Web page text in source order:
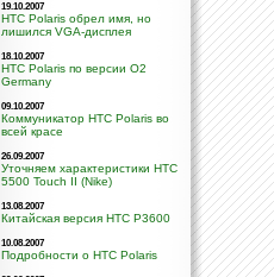
19.10.2007
HTC Polaris обрел имя, но
лишился VGA-дисплея
18.10.2007
HTC Polaris по версии O2
Germany
09.10.2007
Коммуникатор HTC Polaris во
всей красе
26.09.2007
Уточняем характеристики HTC
5500 Touch II (Nike)
13.08.2007
Китайская версия HTC P3600
10.08.2007
Подробности о HTC Polaris